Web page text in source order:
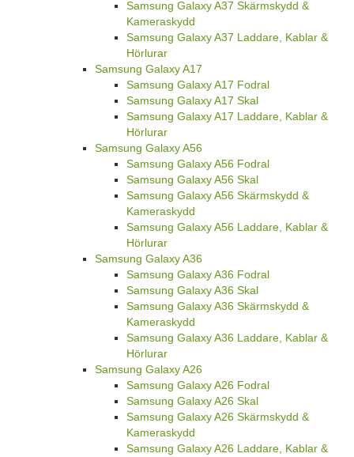
Samsung Galaxy A37 Skärmskydd &
Kameraskydd
Samsung Galaxy A37 Laddare, Kablar &
Hörlurar
Samsung Galaxy A17
Samsung Galaxy A17 Fodral
Samsung Galaxy A17 Skal
Samsung Galaxy A17 Laddare, Kablar &
Hörlurar
Samsung Galaxy A56
Samsung Galaxy A56 Fodral
Samsung Galaxy A56 Skal
Samsung Galaxy A56 Skärmskydd &
Kameraskydd
Samsung Galaxy A56 Laddare, Kablar &
Hörlurar
Samsung Galaxy A36
Samsung Galaxy A36 Fodral
Samsung Galaxy A36 Skal
Samsung Galaxy A36 Skärmskydd &
Kameraskydd
Samsung Galaxy A36 Laddare, Kablar &
Hörlurar
Samsung Galaxy A26
Samsung Galaxy A26 Fodral
Samsung Galaxy A26 Skal
Samsung Galaxy A26 Skärmskydd &
Kameraskydd
Samsung Galaxy A26 Laddare, Kablar &